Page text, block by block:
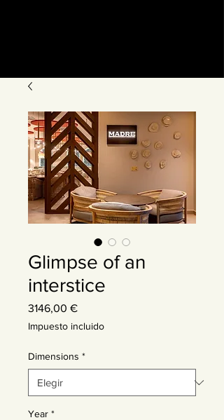
Glimpse of an
interstice
3146,00 €Precio
Impuesto incluido
Dimensions *
Year *